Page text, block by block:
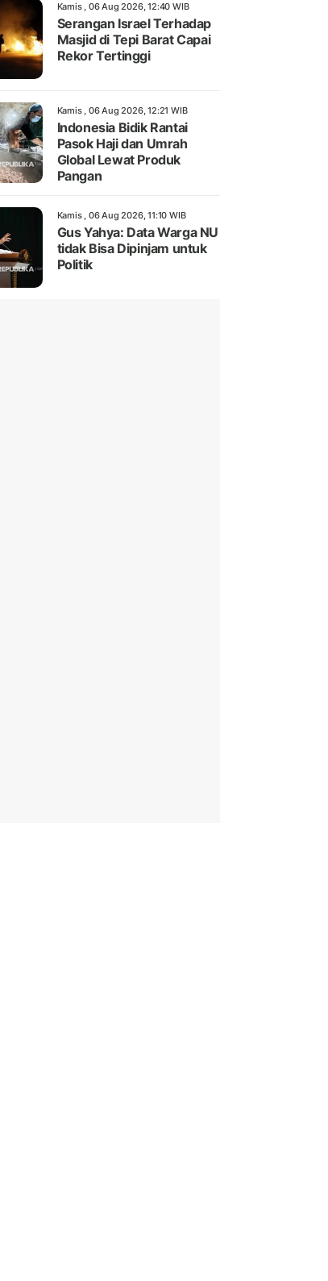
Kamis , 06 Aug 2026, 12:40 WIB
Serangan Israel Terhadap
Masjid di Tepi Barat Capai
Rekor Tertinggi
Kamis , 06 Aug 2026, 12:21 WIB
Indonesia Bidik Rantai
Pasok Haji dan Umrah
Global Lewat Produk
Pangan
Kamis , 06 Aug 2026, 11:10 WIB
Gus Yahya: Data Warga NU
tidak Bisa Dipinjam untuk
Politik